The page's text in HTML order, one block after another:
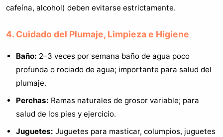
cafeína, alcohol) deben evitarse estrictamente.
4. Cuidado del Plumaje, Limpieza e Higiene
Baño: 2–3 veces por semana baño de agua poco
profunda o rociado de agua; importante para salud del
plumaje.
Perchas: Ramas naturales de grosor variable; para
salud de los pies y ejercicio.
Juguetes: Juguetes para masticar, columpios, juguetes